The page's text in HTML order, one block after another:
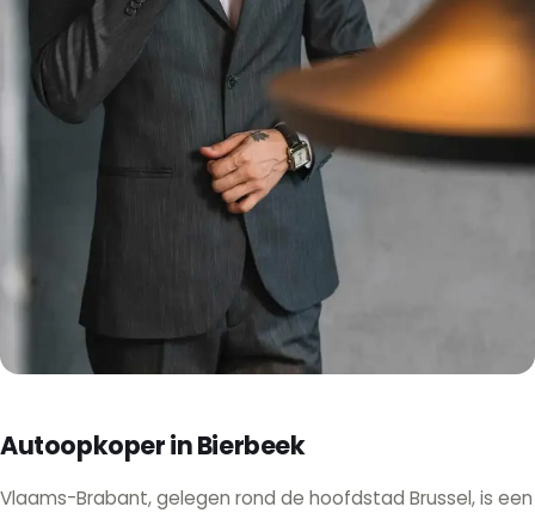
Autoopkoper in Bierbeek
Vlaams-Brabant, gelegen rond de hoofdstad Brussel, is een